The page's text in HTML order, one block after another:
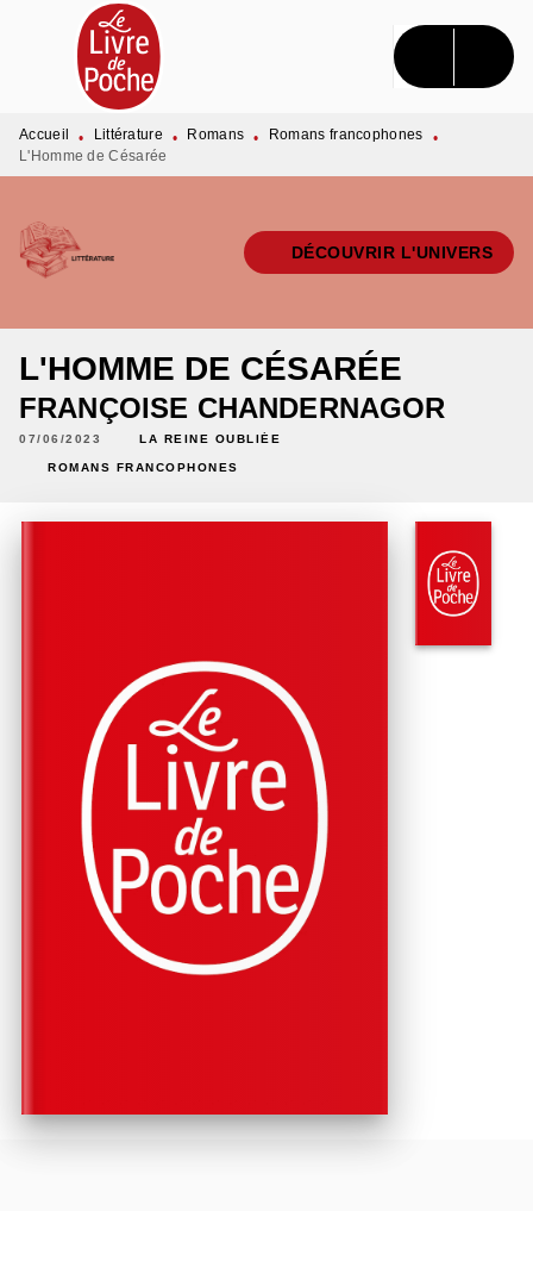
MENU RECHERCHE CONTENU
PIED DE PAGE
Accueil • Littérature • Romans • Romans francophones
•
L'Homme de Césarée
DÉCOUVRIR L'UNIVERS
L'HOMME DE CÉSARÉE
FRANÇOISE CHANDERNAGOR
07/06/2023 LA REINE OUBLIÉE
ROMANS FRANCOPHONES